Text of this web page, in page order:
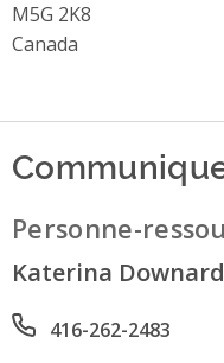
M5G 2K8
Canada
Personne-
Katerina Downard
Phone number
416-262-2483